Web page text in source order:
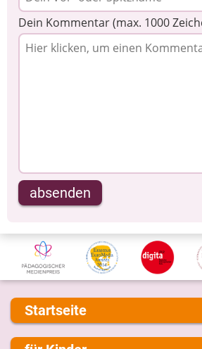
Dein Kommentar (max. 1000
absenden
Startseite
Über uns